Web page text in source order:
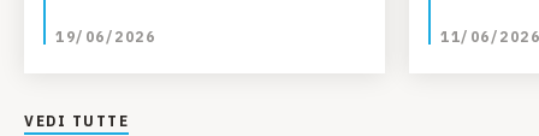
ciclo "Officine Special"
19/06/2026 11/06/2026
VEDI TUTTE